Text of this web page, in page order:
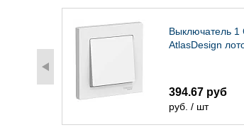
Выключатель
AtlasDesign
394.67 руб
руб. / шт